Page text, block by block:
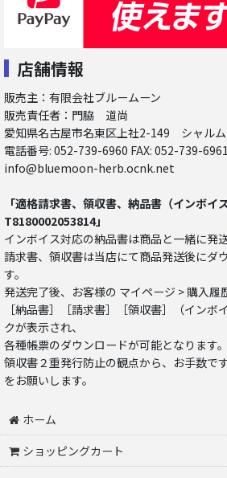
店舗情報
販売主：有限会社ブルームーン
販売責任者：門脇 道尚
愛知県名古屋市名東区上社2-149 シャル
電話番号: 052-739-6960 FAX: 052-739-6961
info@bluemoon-herb.ocnk.net
「適格請求書、領収書、納品書（インボイ
T8180002053814」
インボイス対応の納品書は商品と一緒に発
請求書、領収書は当店にて商品発送後にダ
す。
発送完了後、お客様の マイページ > 購入履
［納品書］［請求書］［領収書］（インボ
クが表示され、
各種帳票のダウンロードが可能となります。
領収書２重発行防止の観点から、お手数で
をお願いします。
ホーム
ショッピングカート